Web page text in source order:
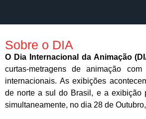
Sobre o DIA
O Dia Internacional da Animação
curtas-metragens de animação
internacionais. As exibições
de norte a sul do Brasil, e a exibição
simultaneamente, no dia 28 de